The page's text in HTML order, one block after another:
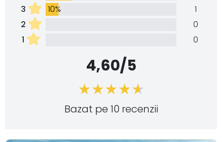
3
10%
1
2
0
1
0
4,60/5
Bazat pe 10 recenzii